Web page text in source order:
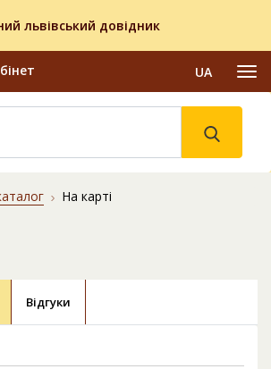
львівський довідник
UA
На карті
Відгуки